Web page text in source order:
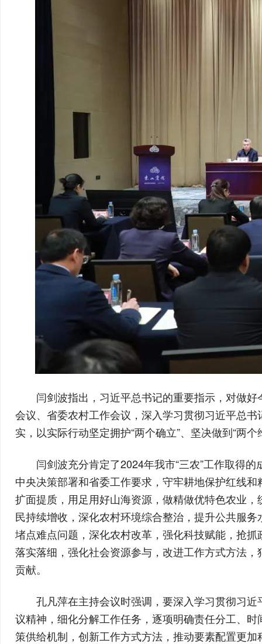
闫剑波指出，习近平总书记的重要指示，对做
会议、省委农村工作会议，深入学习贯彻习近平总
实，以实际行动坚定拥护“两个确立”、坚决做到“两个
闫剑波充分肯定了2024年我市“三农”工作取得
中央决策部署和省委工作要求，守牢耕地保护红线
扩面提质，用足用好山海资源，做精做优特色农业
民持续增收，深化农村环境综合整治，提升公共服
堵点难点问题，深化农村改革，强化科技赋能，抢
落实落细，强化社会资源参与，改进工作方式方法
贡献。
孔凡萍在主持会议时强调，要深入学习贯彻习
议精神，细化分解工作任务，逐项明确责任分工、
策供给机制，创新工作方式方法，推动要素配置更